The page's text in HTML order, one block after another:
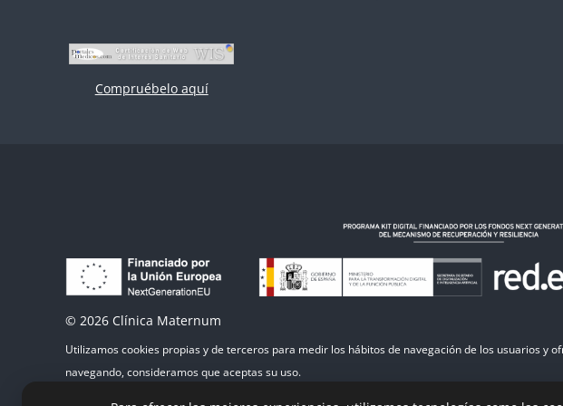
Compruébelo aquí
© 2026 Clínica Maternum
Utilizamos cookies propias y de terceros para medir los hábitos de navegación de los usuarios y
navegando, consideramos que aceptas su uso.